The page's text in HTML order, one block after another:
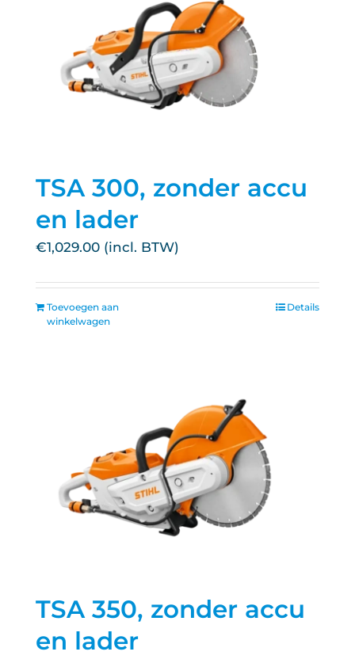
TSA 300, zonder accu
en lader
€1,029.00
Toevoegen aan
winkelwagen
Details
TSA 350, zonder accu
en lader